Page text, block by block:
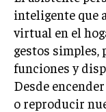
inteligente que
virtual en el
gestos
funciones y
Desde
o reproducir